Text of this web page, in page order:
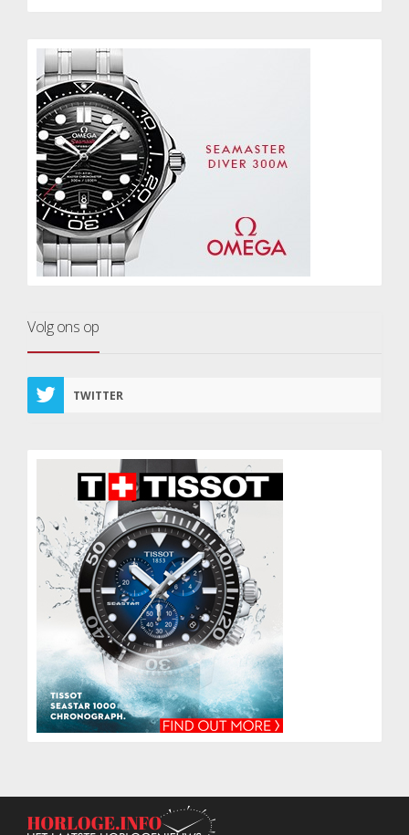
Volg ons op
TWITTER